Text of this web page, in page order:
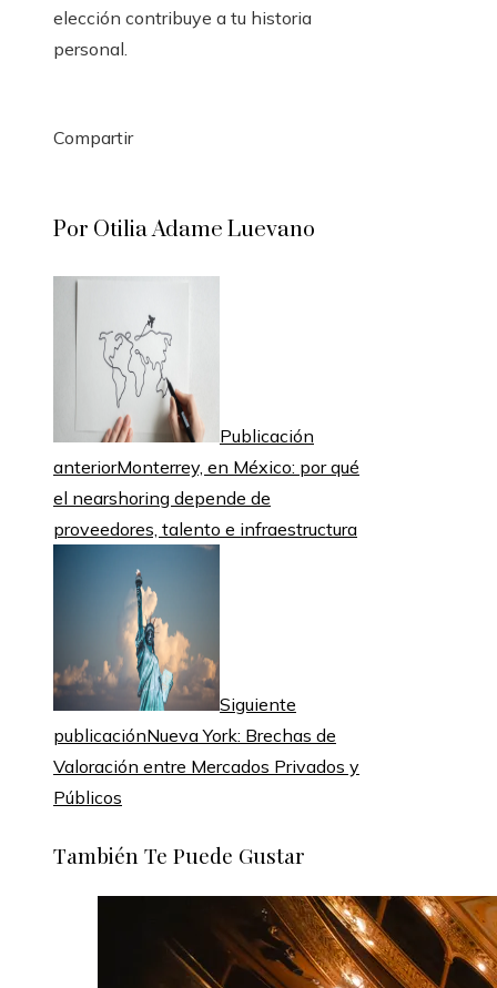
elección contribuye a tu historia
personal.
Compartir
Por Otilia Adame Luevano
Publicación
anteriorMonterrey, en México: por qué
el nearshoring depende de
proveedores, talento e infraestructura
Siguiente
publicaciónNueva York: Brechas de
Valoración entre Mercados Privados y
Públicos
También Te Puede Gustar